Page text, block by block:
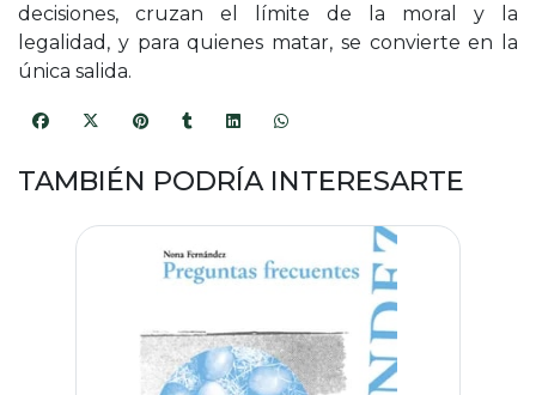
decisiones, cruzan el límite de la moral y la
legalidad, y para quienes matar, se convierte en la
única salida.
TAMBIÉN PODRÍA INTERESARTE